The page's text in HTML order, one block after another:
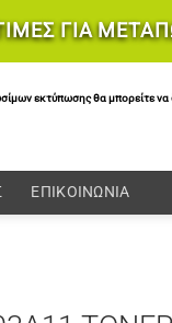
ΓΙΑ
εκτύπωσης θα μπορείτε να
ΕΠΙΚΟΙΝΩΝΙΑ